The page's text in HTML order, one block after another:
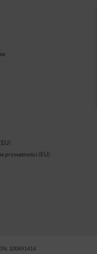
prywatności (EU)
100491414